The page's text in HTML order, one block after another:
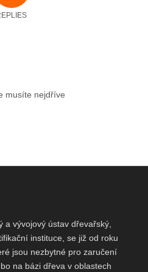
musíte nejdříve
a vývojový ústav dřevařský,
instituce, se již od roku
jsou nezbytné pro zaručení
na bázi dřeva v oblastech